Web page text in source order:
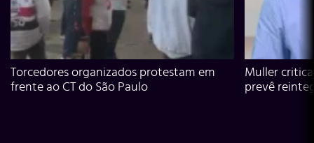
Torcedores organizados protestam em
frente ao CT do São Paulo
Muller
prevê